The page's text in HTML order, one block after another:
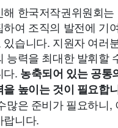
한국저작권위원회는
여 조직의 발전에 기
습니다. 지원자 여러
능력을 최대한 발휘할
다. 농축되어 있는 공통
을 높이는 것이 필요합
많은 준비가 필요하니,
랍니다.